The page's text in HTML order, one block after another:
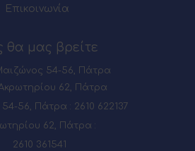
Επικοινωνία
θα μας βρείτε
54-56, Πάτρα
62, Πάτρα
56, Πάτρα : 2610 622137
62, Πάτρα :
2610 361541